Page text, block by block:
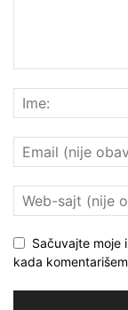
Sačuvajte moje
kada